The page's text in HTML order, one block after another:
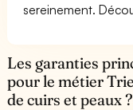
sereinement.
Les garanties
pour le métier
de cuirs et peaux ?